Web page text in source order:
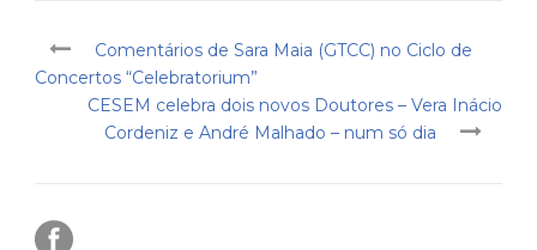
Comentários de Sara Maia (GTCC) no Ciclo de
Concertos “Celebratorium”
CESEM celebra dois novos Doutores – Vera Inácio
Cordeniz e André Malhado – num só dia